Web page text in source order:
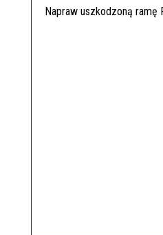
Napraw uszkodzoną ramę